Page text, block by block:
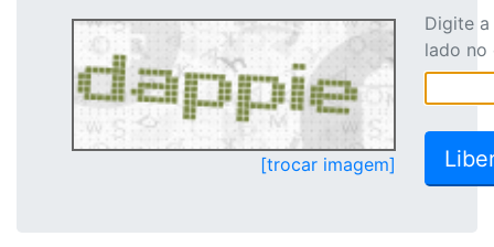
[trocar imagem]
Digite
lado no